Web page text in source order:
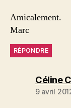
Amicalement.
Marc
RÉPONDRE
Céline
9 avril